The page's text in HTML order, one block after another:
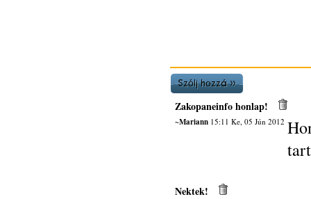
Zakopaneinfo honlap!
~Mariann15:11 Ke, 05 Jún 2012
Nektek!